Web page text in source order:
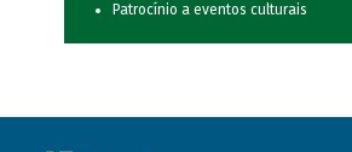
Patrocínio a eventos culturais